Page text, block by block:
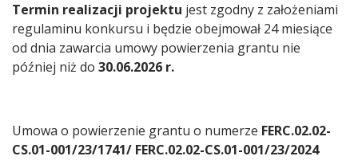
Termin realizacji projektu jest zgodny z założeniami
regulaminu konkursu i będzie obejmował 24 miesiące
od dnia zawarcia umowy powierzenia grantu nie
później niż do 30.06.2026 r.
Umowa o powierzenie grantu o numerze FERC.02.02-
CS.01-001/23/1741/ FERC.02.02-CS.01-001/23/2024